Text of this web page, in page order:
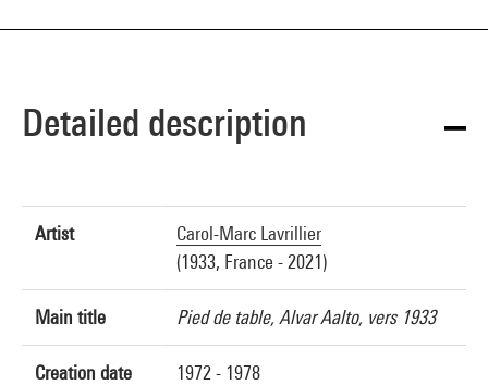
Detailed description
Artist
Carol-Marc Lavrillier
(1933, France - 2021)
Main title Pied de table, Alvar Aalto, vers 1933
Creation date 1972 - 1978